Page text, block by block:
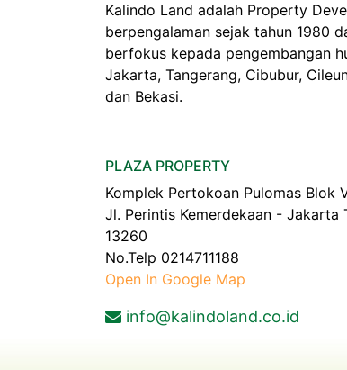
Kalindo Land adalah Property
berpengalaman sejak tahun 1980
berfokus kepada pengembangan
Jakarta, Tangerang, Cibubur,
dan Bekasi.
PLAZA PROPERTY
Komplek Pertokoan Pulomas Blok
Jl. Perintis Kemerdekaan - Jakarta
13260
No.Telp 0214711188
Open In Google Map
info@kalindoland.co.id